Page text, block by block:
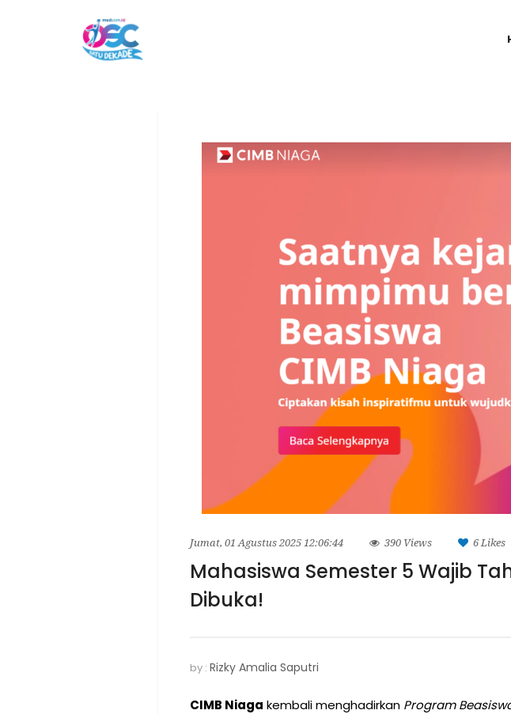
Jumat, 01 Agustus 2025 12:06:44 390 Views 6Likes
Mahasiswa Semester 5 Wajib
Dibuka!
by : Rizky Amalia Saputri
CIMB Niaga kembali menghadirkan Program